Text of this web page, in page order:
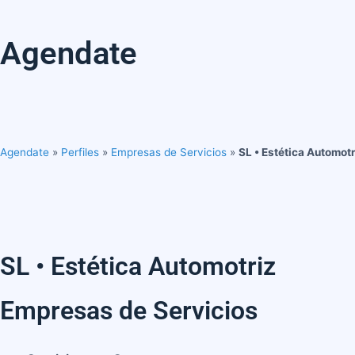
Agendate
Agendate » Perfiles » Empresas de Servicios » SL • Estética
SL • Estética Automotriz
Empresas de Servicios